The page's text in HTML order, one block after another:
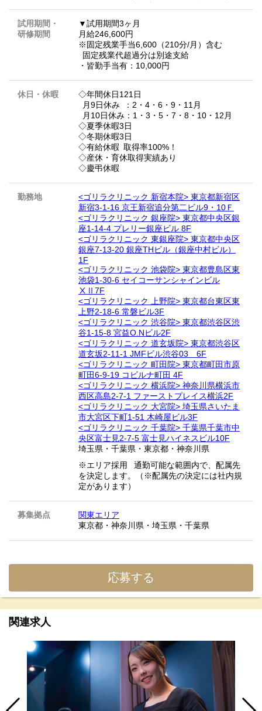
試用期間・
研修期間
▼試用期間3ヶ月
月給246,600円
※固定残業手当6,600（210分/月）含む
固定残業代超過分は別途支給
・皆勤手当有：10,000円
休日・休暇
◇年間休日121日
月9日休み ：2・4・6・9・11月
月10日休み：1・3・5・7・8・10・12月
◇夏季休暇3日
◇冬期休暇3日
◇有給休暇 取得率100%！
◇産休・育休取得実績あり
◇慶弔休暇
勤務地
<ゴリラクリニック 新宿本院> 東京都新宿区
新宿3-1-16 京王新宿追分第二ビル9・10Ｆ
<ゴリラクリニック 銀座院> 東京都中央区銀
座1-14-4 プレリー銀座ビル 8F
<ゴリラクリニック 東銀座院> 東京都中央区
銀座7-13-20 銀座THビル（銀座中村ビル）
1F
<ゴリラクリニック 池袋院> 東京都豊島区東
池袋1-30-6 セイコーサンシャインビル
ⅩⅡ7F
<ゴリラクリニック 上野院> 東京都台東区東
上野2-18-6 常磐ビル3F
<ゴリラクリニック 渋谷院> 東京都渋谷区渋
谷1-15-8 宮益O.Nビル2F
<ゴリラクリニック 道玄坂院> 東京都渋谷区
道玄坂2-11-1 JMFビル渋谷03 6F
<ゴリラクリニック 町田院> 東京都町田市原
町田6-9-19 コビルナ町田 4F
<ゴリラクリニック 横浜院> 神奈川県横浜市
西区高島2-7-1 ファーストプレイス横浜2F
<ゴリラクリニック 大宮院> 埼玉県さいたま
市大宮区下町1-51 木崎屋ビル3F
<ゴリラクリニック 千葉院> 千葉県千葉市中
央区富士見2-7-5 富士見ハイネスビル10F
埼玉県 ・ 千葉県 ・ 東京都 ・ 神奈川県
※エリア採用 通勤可能な範囲内で、配属先
を決定します。（※配属先の決定には社内規
定があります）
募集拠点
関東エリア
東京都・神奈川県・埼玉県・千葉県
応募する
関連求人